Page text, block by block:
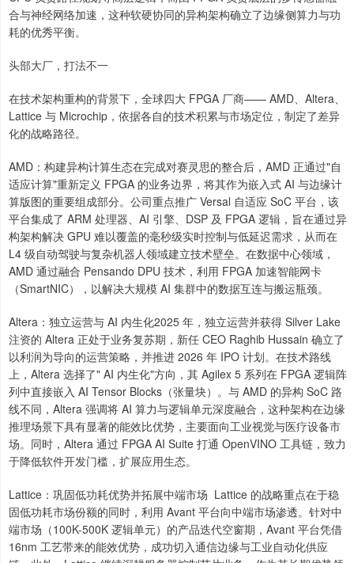
合与神经网络加速，这种软硬协同的异构架构确立了边缘侧算力与功
耗的优秀平衡。
头部大厂，打法不一
在技术架构重构的背景下，全球四大 FPGA 厂商—— AMD、Altera、
Lattice 与 Microchip，依据各自的技术积累与市场定位，制定了差异
化的战略路径。
AMD：构建异构计算生态在完成对赛灵思的整合后，AMD 正通过"自
适应计算"重新定义 FPGA 的业务边界，将其作为嵌入式 AI 与边缘计
算版图的重要组成部分。公司重点推广 Versal 自适应 SoC 平台，该
平台集成了 ARM 处理器、AI 引擎、DSP 及 FPGA 逻辑，旨在通过异
构架构解决 GPU 难以覆盖的毫秒级实时控制与低延迟需求，从而在
L4 级自动驾驶与复杂机器人领域建立技术壁垒。在数据中心领域，
AMD 通过融合 Pensando DPU 技术，利用 FPGA 加速智能网卡
（SmartNIC），以解决大规模 AI 集群中的数据互连与搬运瓶颈。
Altera：独立运营与 AI 内生化2025 年，独立运营并获得 Silver Lake
注资的 Altera 正处于业务复苏期，新任 CEO Raghib Hussain 确立了
以利润为导向的运营策略，并推进 2026 年 IPO 计划。在技术路线
上，Altera 选择了" AI 内生化"方向，其 Agilex 5 系列在 FPGA 逻辑阵
列中直接嵌入 AI Tensor Blocks（张量块）。与 AMD 的异构 SoC 路
线不同，Altera 强调将 AI 算力与逻辑单元深度融合，这种架构在边缘
推理场景下具有显著的能效比优势，主要面向工业视觉与医疗设备市
场。同时，Altera 通过 FPGA AI Suite 打通 OpenVINO 工具链，致力
于降低软件开发门槛，扩展应用生态。
Lattice：巩固低功耗优势并拓展中端市场 Lattice 的战略重点在于稳
固低功耗市场份额的同时，利用 Avant 平台向中端市场渗透。针对中
端市场（100K-500K 逻辑单元）的产品迭代空窗期，Avant 平台凭借
16nm 工艺带来的能效优势，成功切入通信边缘与工业自动化供应